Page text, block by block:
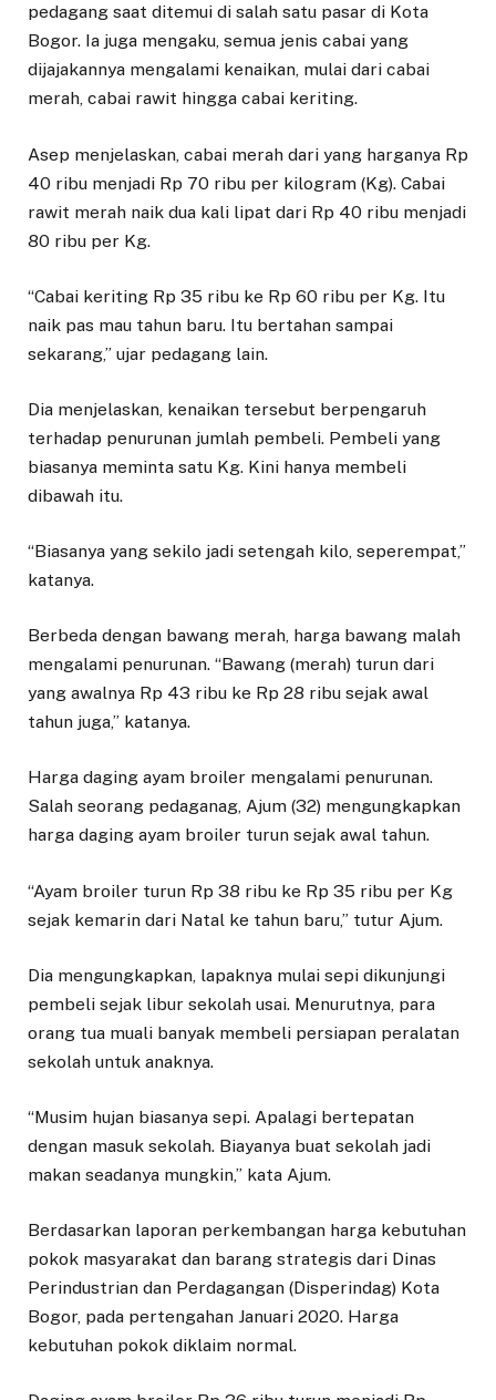
pedagang saat ditemui di salah satu pasar di Kota
Bogor. Ia juga mengaku, semua jenis cabai yang
dijajakannya mengalami kenaikan, mulai dari cabai
merah, cabai rawit hingga cabai keriting.
Asep menjelaskan, cabai merah dari yang harganya Rp
40 ribu menjadi Rp 70 ribu per kilogram (Kg). Cabai
rawit merah naik dua kali lipat dari Rp 40 ribu menjadi
80 ribu per Kg.
“Cabai keriting Rp 35 ribu ke Rp 60 ribu per Kg. Itu
naik pas mau tahun baru. Itu bertahan sampai
sekarang,” ujar pedagang lain.
Dia menjelaskan, kenaikan tersebut berpengaruh
terhadap penurunan jumlah pembeli. Pembeli yang
biasanya meminta satu Kg. Kini hanya membeli
dibawah itu.
“Biasanya yang sekilo jadi setengah kilo, seperempat,”
katanya.
Berbeda dengan bawang merah, harga bawang malah
mengalami penurunan. “Bawang (merah) turun dari
yang awalnya Rp 43 ribu ke Rp 28 ribu sejak awal
tahun juga,” katanya.
Harga daging ayam broiler mengalami penurunan.
Salah seorang pedaganag, Ajum (32) mengungkapkan
harga daging ayam broiler turun sejak awal tahun.
“Ayam broiler turun Rp 38 ribu ke Rp 35 ribu per Kg
sejak kemarin dari Natal ke tahun baru,” tutur Ajum.
Dia mengungkapkan, lapaknya mulai sepi dikunjungi
pembeli sejak libur sekolah usai. Menurutnya, para
orang tua muali banyak membeli persiapan peralatan
sekolah untuk anaknya.
“Musim hujan biasanya sepi. Apalagi bertepatan
dengan masuk sekolah. Biayanya buat sekolah jadi
makan seadanya mungkin,” kata Ajum.
Berdasarkan laporan perkembangan harga kebutuhan
pokok masyarakat dan barang strategis dari Dinas
Perindustrian dan Perdagangan (Disperindag) Kota
Bogor, pada pertengahan Januari 2020. Harga
kebutuhan pokok diklaim normal.